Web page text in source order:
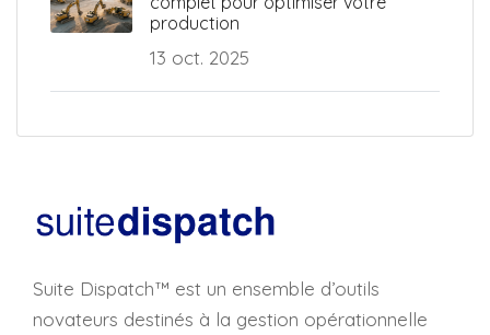
production
13 oct. 2025
Suite Dispatch™ est un ensemble d’outils
novateurs destinés à la gestion opérationnelle